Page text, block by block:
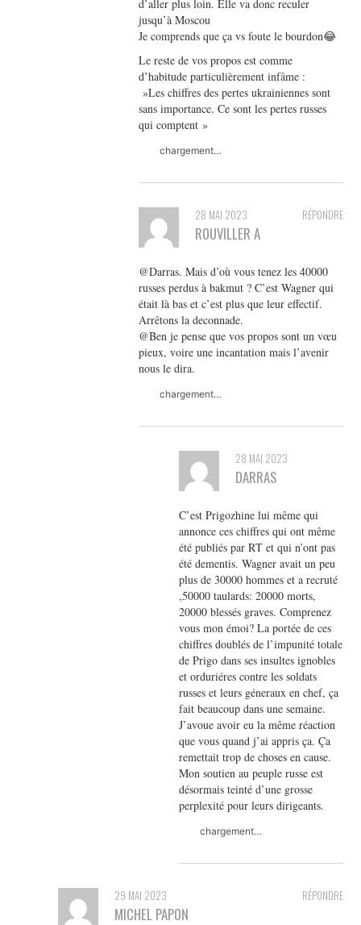
d’aller plus loin. Elle va donc reculer
jusqu’à Moscou
Je comprends que ça vs foute le bourdon😂
Le reste de vos propos est comme
d’habitude particulièrement infâme :
»Les chiffres des pertes ukrainiennes sont
sans importance. Ce sont les pertes russes
qui comptent »
chargement…
RÉPONDRE
28 MAI 2023
ROUVILLER A
@Darras. Mais d’où vous tenez les 40000
russes perdus à bakmut ? C’est Wagner qui
était là bas et c’est plus que leur effectif.
Arrêtons la deconnade.
@Ben je pense que vos propos sont un vœu
pieux, voire une incantation mais l’avenir
nous le dira.
chargement…
28 MAI 2023
DARRAS
C’est Prigozhine lui même qui
annonce ces chiffres qui ont même
été publiés par RT et qui n’ont pas
été dementis. Wagner avait un peu
plus de 30000 hommes et a recruté
,50000 taulards: 20000 morts,
20000 blessés graves. Comprenez
vous mon émoi? La portée de ces
chiffres doublés de l’impunité totale
de Prigo dans ses insultes ignobles
et orduriéres contre les soldats
russes et leurs géneraux en chef, ça
fait beaucoup dans une semaine.
J’avoue avoir eu la même réaction
que vous quand j’ai appris ça. Ça
remettait trop de choses en cause.
Mon soutien au peuple russe est
désormais teinté d’une grosse
perplexité pour leurs dirigeants.
chargement…
RÉPONDRE
29 MAI 2023
MICHEL PAPON